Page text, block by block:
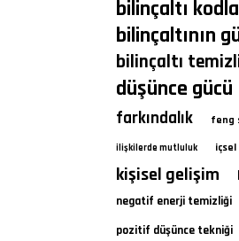
bilinçaltı
bilinçaltının
bilinçaltı
düşünce gücü
farkındalık feng
ilişkilerde mutluluk
kişisel gelişim
negatif enerji temizliği
pozitif düşünce tekniği